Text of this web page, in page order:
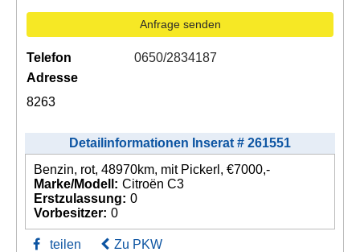
Anfrage senden
Telefon
0650/2834187
Adresse
8263
Detailinformationen Inserat # 261551
Benzin, rot, 48970km, mit Pickerl, €7000,-
Marke/Modell: Citroën C3
Erstzulassung: 0
Vorbesitzer: 0
teilen Zu PKW